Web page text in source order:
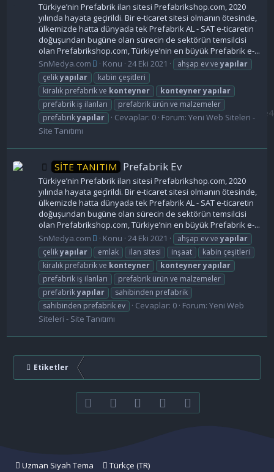
Türkiye’nin Prefabrik ilan sitesi Prefabrikshop.com, 2020
yılında hayata geçirildi. Bir e-ticaret sitesi olmanın ötesinde,
ülkemizde hatta dünyada tek Prefabrik AL - SAT e-ticaretin
doğuşundan bugüne olan sürecin de sektörün temsilcisi
olan Prefabrikshop.com, Türkiye’nin en büyük Prefabrik e-...
SnMedya.com
Konu 24 Eki 2021 ahşap ev veyapılar
çelikyapılar
kabin çeşitleri
kiralık prefabrik ve konteyner konteyneryapılar
prefabrik iş ilanları
prefabrik ürün ve malzemeler
prefabrikyapılar Cevaplar: 0 Forum:Yeni Web Siteleri -
Site Tanıtımı
SİTE TANITIM Prefabrik Ev
Türkiye’nin Prefabrik ilan sitesi Prefabrikshop.com, 2020
yılında hayata geçirildi. Bir e-ticaret sitesi olmanın ötesinde,
ülkemizde hatta dünyada tek Prefabrik AL - SAT e-ticaretin
doğuşundan bugüne olan sürecin de sektörün temsilcisi
olan Prefabrikshop.com, Türkiye’nin en büyük Prefabrik e-...
SnMedya.com
Konu 24 Eki 2021 ahşap ev veyapılar
çelikyapılar emlak ilan sitesi inşaat
kabin çeşitleri
kiralık prefabrik ve konteyner konteyneryapılar
prefabrik iş ilanları
prefabrik ürün ve malzemeler
prefabrikyapılar
sahibinden prefabrik
sahibinden prefabrik ev
Cevaplar: 0 Forum:Yeni Web
Siteleri - Site Tanıtımı
Etiketler
FacebookTwitter youtubeBize ulaşın
Uzman Siyah Tema Türkçe (TR)